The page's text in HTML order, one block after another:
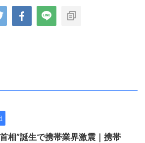
相”誕生で携帯業界激震｜携帯